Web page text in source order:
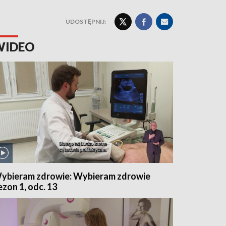
UDOSTĘPNIJ:
zdrowie: Wybieram zdrowie
1, odc. 13